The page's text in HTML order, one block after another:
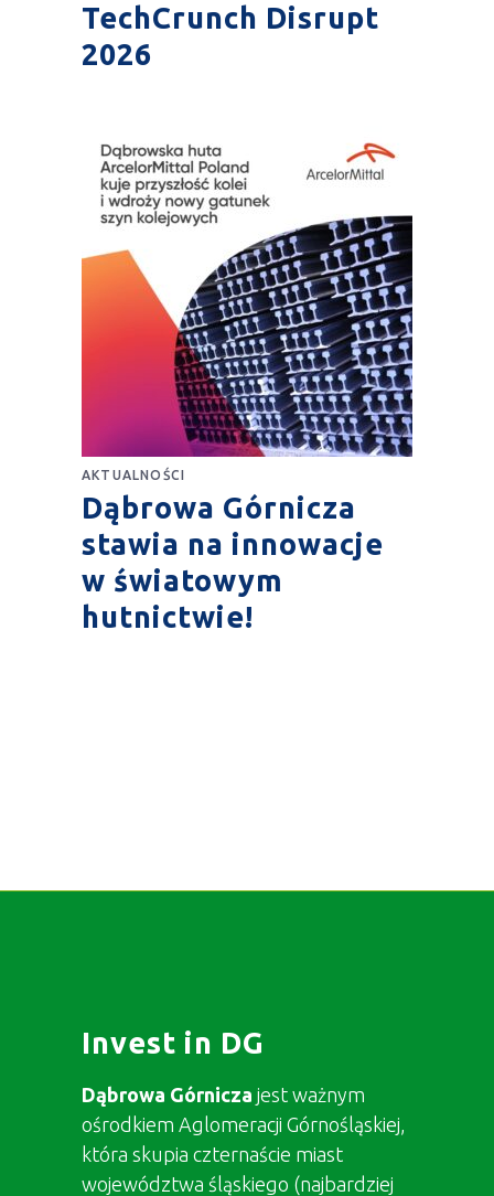
TechCrunch Disrupt
2026
AKTUALNOŚCI
Dąbrowa Górnicza
stawia na innowacje
w światowym
hutnictwie!
Invest in DG
Dąbrowa Górnicza jest ważnym
ośrodkiem Aglomeracji Górnośląskiej,
która skupia czternaście miast
województwa śląskiego (najbardziej